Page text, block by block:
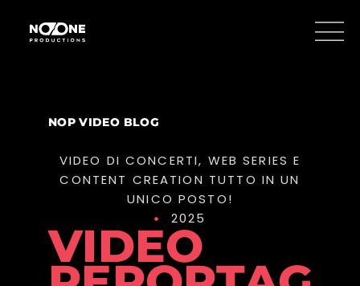
NOP VIDEO BLOG
VIDEO DI CONCERTI, WEB SERIES E
CONTENT CREATION​ TUTTO IN UN
UNICO POSTO!
2025
VIDEO